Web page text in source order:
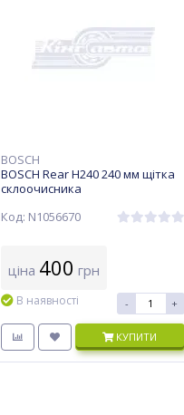
BOSCH
BOSCH Rear H240 240 мм щітка
склоочисника
Код: N1056670
ціна 400 грн
В наявності - +
КУПИТИ